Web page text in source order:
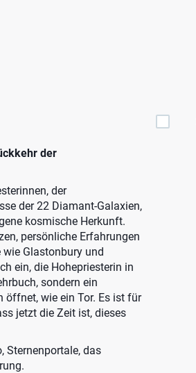
der
der
der 22 Diamant-Galaxien,
kosmische Herkunft.
persönliche Erfahrungen
Glastonbury und
ein, die Hohepriesterin in
sondern ein
öffnet, wie ein Tor. Es ist für
jetzt die Zeit ist, dieses
Sternenportale, das